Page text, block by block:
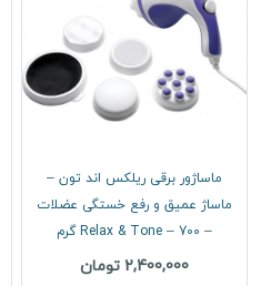
ماساژور برقی ریلکس اند تون –
ماساژ عمیق و رفع خستگی عضلات
– Relax & Tone – 700 گرم
2,400,000 تومان